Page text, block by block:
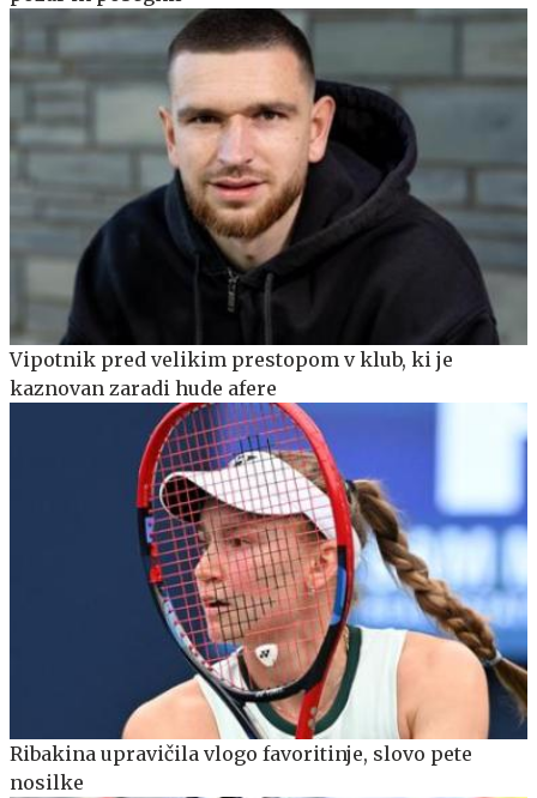
Vipotnik pred velikim prestopom v klub, ki je
kaznovan zaradi hude afere
Ribakina upravičila vlogo favoritinje, slovo pete
nosilke